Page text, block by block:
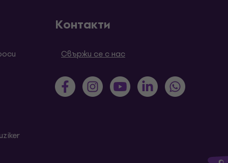
Контакти
Свържи се с нас